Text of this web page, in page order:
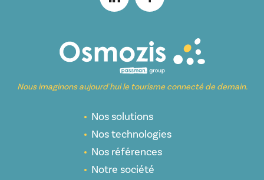
Nous imaginons aujourd'hui le tourisme connecté de demain.
Nos solutions
Nos technologies
Nos références
Notre société